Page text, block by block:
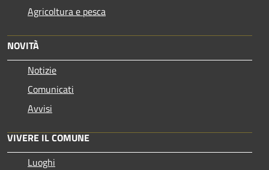
Agricoltura e pesca
NOVITÀ
Notizie
Comunicati
Avvisi
VIVERE IL COMUNE
Luoghi